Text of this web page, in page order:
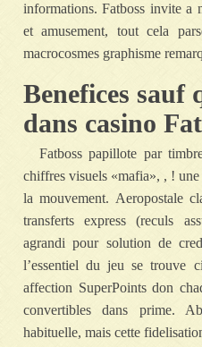
informations. Fatboss invite a
et amusement, tout cela
macrocosmes graphisme
Benefices sauf
dans casino
Fatboss papillote par
chiffres visuels «mafia», , !
la mouvement. Aeropostale
transferts express (reculs
agrandi pour solution de
l’essentiel du jeu se trouve
affection SuperPoints don
convertibles dans prime.
habituelle, mais cette